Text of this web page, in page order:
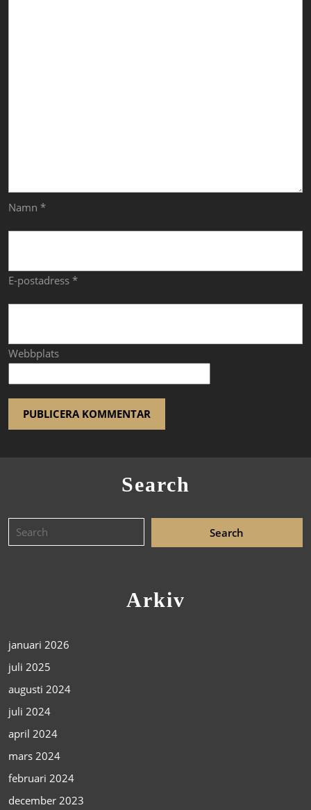
Namn *
E-postadress *
Webbplats
Search
Arkiv
januari 2026
juli 2025
augusti 2024
juli 2024
april 2024
mars 2024
februari 2024
december 2023